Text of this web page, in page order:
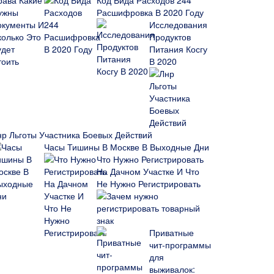
Расшифровка В 2020 Году
Исследования
Продуктов
Питания Косгу
В 2020
Льготы Участника Боевых Действий
Часы Тишины В Москве В Выходные Дни
Что Нужно Регистрировать
На Дачном Участке И Что
Не Нужно Регистрировать
Зачем нужно
регистрировать товарный
знак
Приватные
чит-программы
для
выживалок: